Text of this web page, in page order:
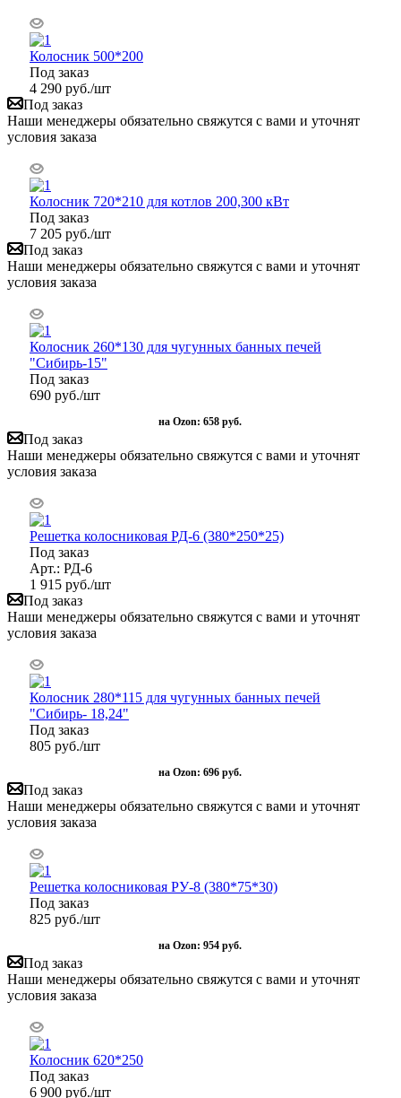
Колосник 500*200
Под заказ
4 290 руб./шт
Под заказ
Наши менеджеры обязательно свяжутся с вами и уточнят
условия заказа
Колосник 720*210 для котлов 200,300 кВт
Под заказ
7 205 руб./шт
Под заказ
Наши менеджеры обязательно свяжутся с вами и уточнят
условия заказа
Колосник 260*130 для чугунных банных печей
"Сибирь-15"
Под заказ
690 руб./шт
на Ozon: 658 руб.
Под заказ
Наши менеджеры обязательно свяжутся с вами и уточнят
условия заказа
Решетка колосниковая РД-6 (380*250*25)
Под заказ
Арт.: РД-6
1 915 руб./шт
Под заказ
Наши менеджеры обязательно свяжутся с вами и уточнят
условия заказа
Колосник 280*115 для чугунных банных печей
"Сибирь- 18,24"
Под заказ
805 руб./шт
на Ozon: 696 руб.
Под заказ
Наши менеджеры обязательно свяжутся с вами и уточнят
условия заказа
Решетка колосниковая РУ-8 (380*75*30)
Под заказ
825 руб./шт
на Ozon: 954 руб.
Под заказ
Наши менеджеры обязательно свяжутся с вами и уточнят
условия заказа
Колосник 620*250
Под заказ
6 900 руб./шт